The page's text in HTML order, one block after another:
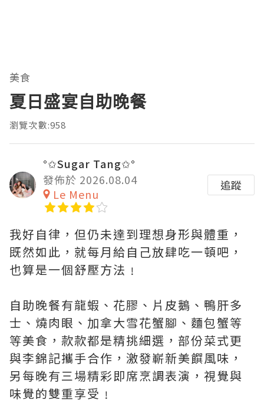
美食
夏日盛宴自助晚餐
瀏覽次數:958
°✩Sugar Tang✩°
發佈於 2026.08.04
Le Menu
追蹤
我好自律，但仍未達到理想身形與體重，
既然如此，就每月給自己放肆吃一頓吧，
也算是一個舒壓方法﹗
自助晚餐有龍蝦、花膠、片皮鵝、鴨肝多
士、燒肉眼、加拿大雪花蟹腳、麵包蟹等
等美食，款款都是精挑細選，部份菜式更
與李錦記攜手合作，激發嶄新美饌風味，
另每晚有三場精彩即席烹調表演，視覺與
味覺的雙重享受﹗